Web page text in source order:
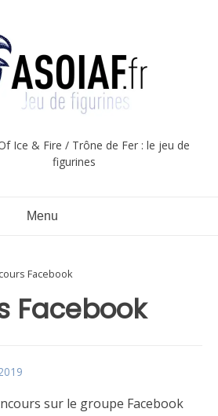
Ice & Fire / Trône de Fer : le jeu de
figurines
Menu
Facebook
Facebook
sur le groupe Facebook